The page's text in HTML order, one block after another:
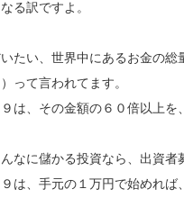
る訳ですよ。
たい、世界中にあるお金の総
って言われてます。
は、その金額の６０倍以上を
なに儲かる投資なら、出資者
は、手元の１万円で始めれば